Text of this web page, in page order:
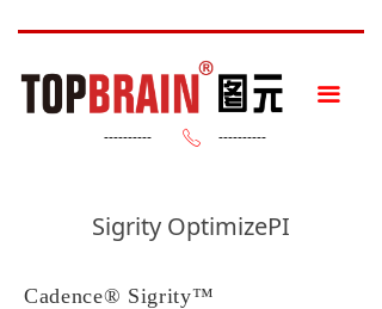
ꂅ
---------- ----------
끀
Sigrity OptimizePI
Cadence® Sigrity™